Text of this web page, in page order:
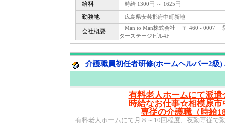
給料 時給 1300円 ～ 1625円
勤務地 広島県安芸郡府中町新地
会社概要
Man to Man株式会社 〒 460 - 0007
ターステージビル4F
介護職員初任者研修(ホームヘルパー2級)
有料老人ホームにて派
時給なお仕事☆相模原市
専従の介護職（時給
有料老人ホームにて月８～10回程度、夜勤専従で